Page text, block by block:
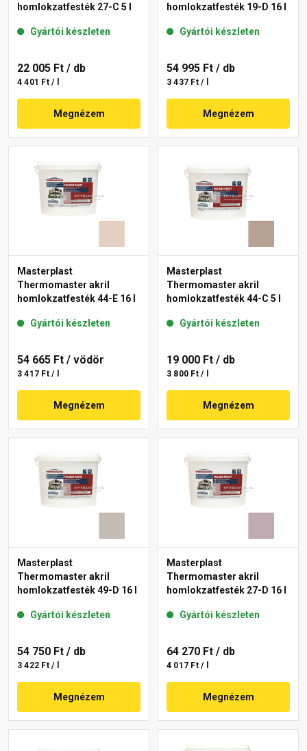
homlokzatfesték 27-C 5 l
Gyártói készleten
22 005 Ft / db
4 401 Ft / l
Megnézem
homlokzatfesték 19-D 16 l
Gyártói készleten
54 995 Ft / db
3 437 Ft / l
Megnézem
Masterplast
Thermomaster akril
homlokzatfesték 44-E 16 l
Gyártói készleten
54 665 Ft / vödör
3 417 Ft / l
Megnézem
Masterplast
Thermomaster akril
homlokzatfesték 44-C 5 l
Gyártói készleten
19 000 Ft / db
3 800 Ft / l
Megnézem
Masterplast
Thermomaster akril
homlokzatfesték 49-D 16 l
Gyártói készleten
54 750 Ft / db
3 422 Ft / l
Megnézem
Masterplast
Thermomaster akril
homlokzatfesték 27-D 16 l
Gyártói készleten
64 270 Ft / db
4 017 Ft / l
Megnézem